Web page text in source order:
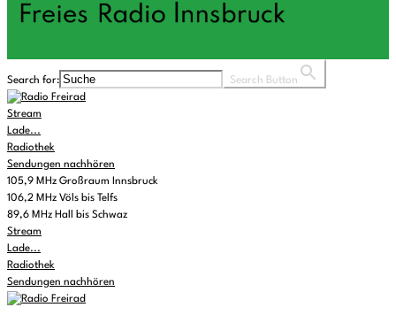
Search for: Search Button
Stream
Lade...
Radiothek
Sendungen nachhören
105,9 MHz Großraum Innsbruck
106,2 MHz Völs bis Telfs
89,6 MHz Hall bis Schwaz
Stream
Lade...
Radiothek
Sendungen nachhören